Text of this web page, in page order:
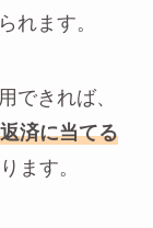
れます。
できれば、
済に当てる
ます。